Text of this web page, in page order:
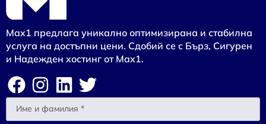
Max1 предлага уникално оптимизирана и стабилна
услуга на достъпни цени. Сдобий се с Бърз, Сигурен
и Надежден хостинг от Max1.